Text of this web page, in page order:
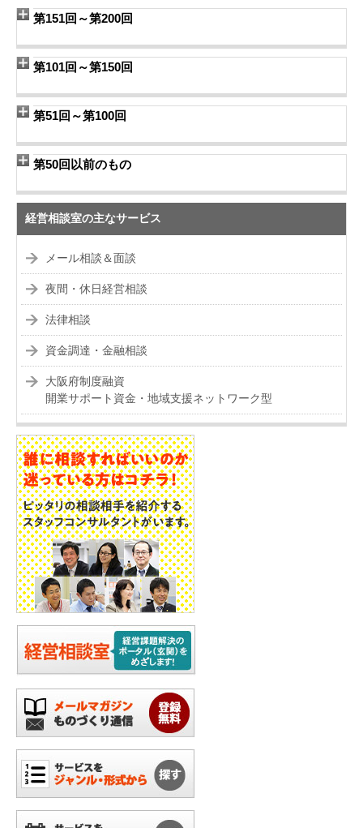
第151回～第200回
第101回～第150回
第51回～第100回
第50回以前のもの
経営相談室の主なサービス
メール相談＆面談
夜間・休日経営相談
法律相談
資金調達・金融相談
大阪府制度融資
開業サポート資金・地域支援ネットワーク型